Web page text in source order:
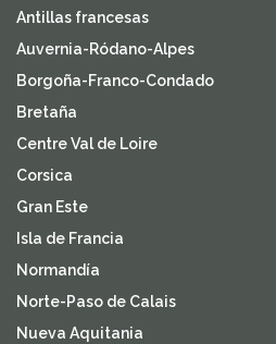
Antillas francesas
Auvernia-Ródano-Alpes
Borgoña-Franco-Condado
Bretaña
Centre Val de Loire
Corsica
Gran Este
Isla de Francia
Normandía
Norte-Paso de Calais
Nueva Aquitania